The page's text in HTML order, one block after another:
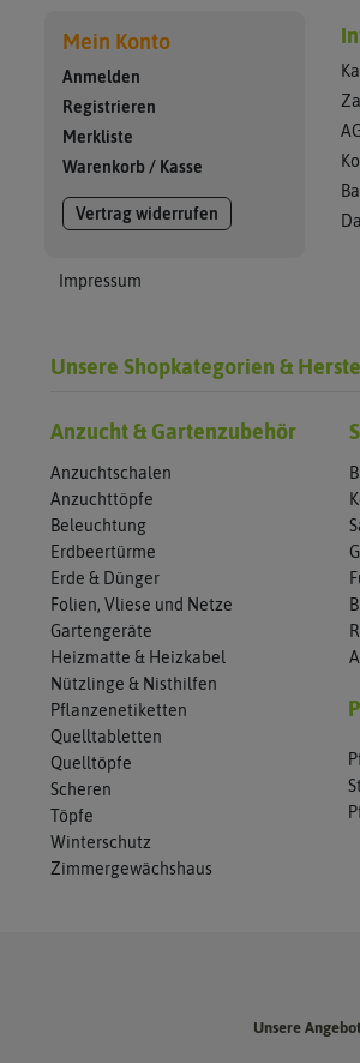
Mein Konto
Anmelden
Registrieren
Merkliste
Warenkorb / Kasse
Vertrag widerrufen
Impressum
Unsere Shopkategorien &
Anzucht & Gartenzubehör
Anzuchtschalen
Anzuchttöpfe
Beleuchtung
Erdbeertürme
Erde & Dünger
Folien, Vliese und Netze
Gartengeräte
Heizmatte & Heizkabel
Nützlinge & Nisthilfen
Pflanzenetiketten
Quelltabletten
Quelltöpfe
Scheren
Töpfe
Winterschutz
Zimmergewächshaus
Unsere